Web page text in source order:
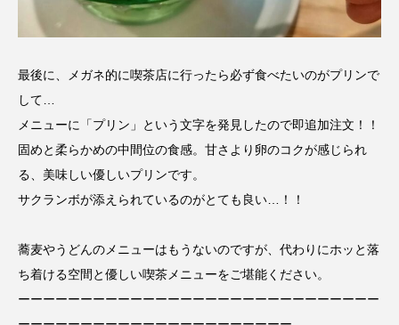
最後に、メガネ的に喫茶店に行ったら必ず食べたいのがプリンで
して…
メニューに「プリン」という文字を発見したので即追加注文！！
固めと柔らかめの中間位の食感。甘さより卵のコクが感じられ
る、美味しい優しいプリンです。
サクランボが添えられているのがとても良い…！！
蕎麦やうどんのメニューはもうないのですが、代わりにホッと落
ち着ける空間と優しい喫茶メニューをご堪能ください。
ーーーーーーーーーーーーーーーーーーーーーーーーーーーーー